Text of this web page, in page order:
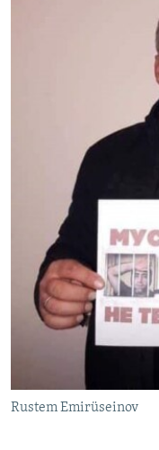
Rustem Emirüseinov